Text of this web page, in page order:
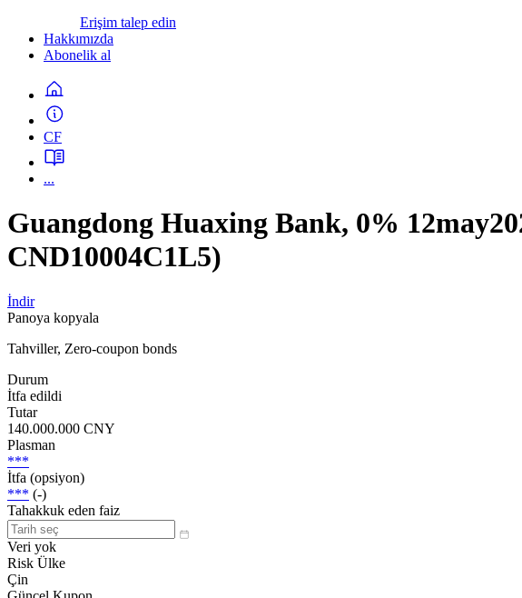
Erişim talep edin
Hakkımızda
Abonelik al
CF
...
Guangdong Huaxing Bank, 0%
CND10004C1L5)
İndir
Panoya kopyala
Tahviller, Zero-coupon bonds
Durum
İtfa edildi
Tutar
140.000.000 CNY
Plasman
***
İtfa (opsiyon)
*** (-)
Tahakkuk eden faiz
Veri yok
Risk Ülke
Çin